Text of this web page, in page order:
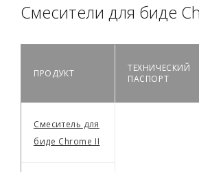
Смесители для биде
ПРОДУКТ
ТЕХНИЧЕСКИЙ
ПАСПОРТ
Смеситель для
биде Chrome II